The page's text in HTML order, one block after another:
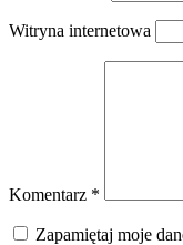
Witryna internetowa
Komentarz *
Zapamiętaj moje